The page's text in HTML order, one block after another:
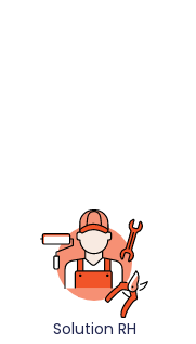
Solution RH